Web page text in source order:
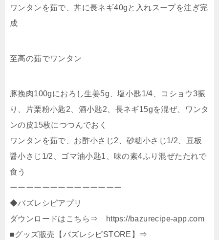
ワンタンを茹で、丼に長ネギ40gと入れスープを注ぎ完
成
至高の茹でワンタン
豚挽肉100gにおろし生姜5g、塩小匙1/4、コショウ3振
り、片栗粉小匙2、酒小匙2、長ネギ15gを混ぜ、ワンタ
ンの皮15枚につつんでおく
ワンタンを茹で、お酢小さじ2、砂糖小さじ1/2、豆板
醤小さじ1/2、ゴマ油小匙1、味の素4ふり混ぜたたれで
食う
ーーーーーーーーーーーーーー
◆バズレシピアプリ
ダウンロードはこちら⇒ https://bazurecipe-app.com
■グッズ販売【バズレシピSTORE】⇒